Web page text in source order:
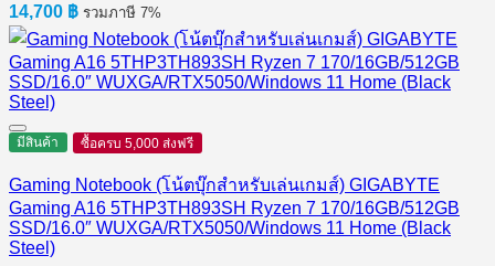
14,700 ฿ รวมภาษี 7%
มีสินค้า ซื้อครบ 5,000 ส่งฟรี
Gaming Notebook (โน้ตบุ๊กสำหรับเล่นเกมส์) GIGABYTE
Gaming A16 5THP3TH893SH Ryzen 7 170/16GB/512GB
SSD/16.0″ WUXGA/RTX5050/Windows 11 Home (Black
Steel)